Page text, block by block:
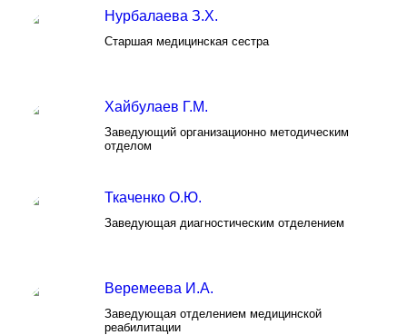
Нурбалаева З.Х.
Старшая медицинская сестра
Хайбулаев Г.М.
Заведующий организационно методическим
отделом
Ткаченко О.Ю.
Заведующая диагностическим отделением
Веремеева И.А.
Заведующая отделением медицинской
реабилитации